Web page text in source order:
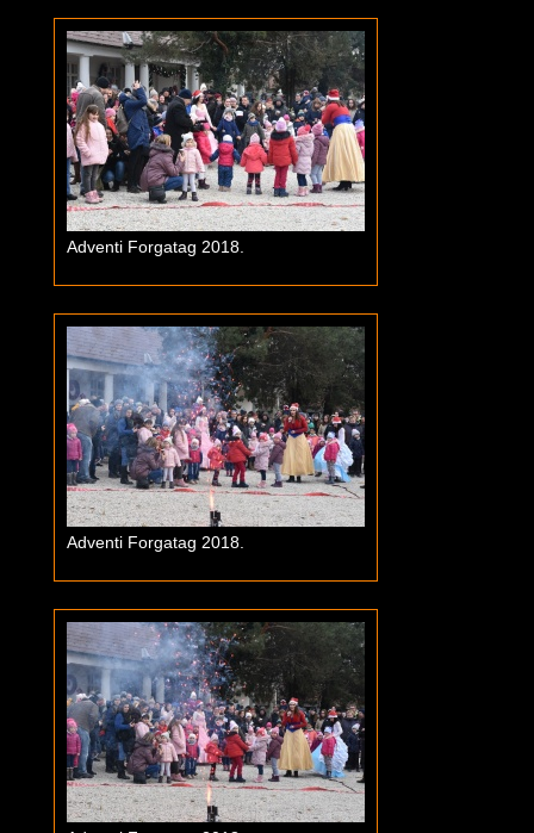
Adventi Forgatag 2018.
Adventi Forgatag 2018.